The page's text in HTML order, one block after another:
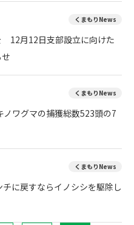
くまもりNews
12月12日支部設立に向けた
くまもりNews
ワグマの捕獲総数523頭の7
くまもりNews
に戻すならイノシシを駆除し